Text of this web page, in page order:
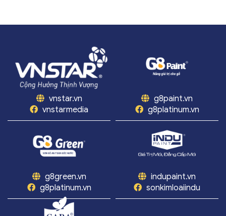
vnstar.vn
vnstarmedia
g8paint.vn
g8platinum.vn
g8green.vn
g8platinum.vn
indupaint.vn
sonkimloaiindu